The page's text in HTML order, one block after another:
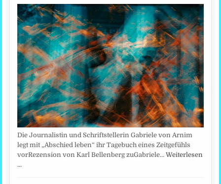
Die Journalistin und Schriftstellerin Gabriele von Arnim
legt mit „Abschied leben“ ihr Tagebuch eines Zeitgefühls
vorRezension von Karl Bellenberg zuGabriele…Weiterlesen
…